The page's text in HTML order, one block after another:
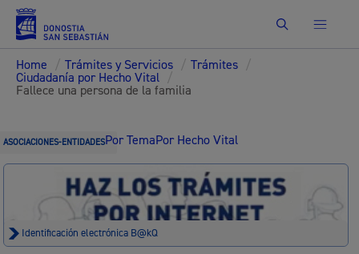
Buscar
Home / Trámites y Servicios / Trámites /
Ciudadanía por Hecho Vital /
Fallece una persona de la familia
ASOCIACIONES-ENTIDADESPor TemaPor Hecho Vital
Identificación electrónica B@kQ